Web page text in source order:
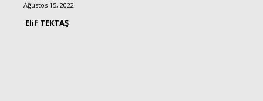
Ağustos 15, 2022
Elif TEKTAŞ